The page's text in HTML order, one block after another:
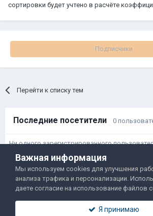
сортировки будет учтено в расчёте
Подписчики
Перейти к списку тем
Последние посетители 0
Ни одного зарегистрированного
данную страницу
Правила и условия
Политика
Двамп 2022-2025
Важная информация
Мы используем cookies для улучшения
анализа трафика и персонализации.
даете согласие на использование файлов
Я принимаю